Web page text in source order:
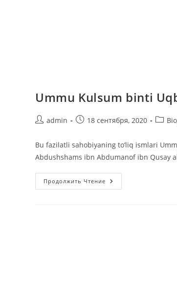
Ummu Kulsum binti
Авторadmin
Запись18 сентября, 2020
Bu fazilatli sahobiyaning to‘liq ismlari
Abdushshams ibn Abdumanof ibn Qusay
Продолжить Чтение Ummu
Kulsum